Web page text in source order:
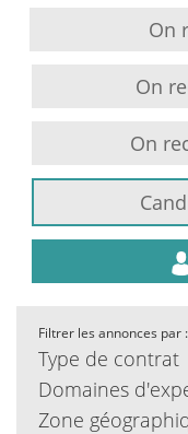
On
On
On
Filtrer les annonces par :
Type de contrat
Domaines
Zone